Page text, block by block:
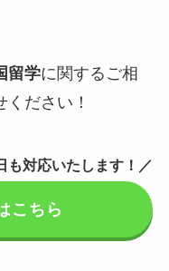
留学に関するご相
ださい！
も対応いたします！／
こちら